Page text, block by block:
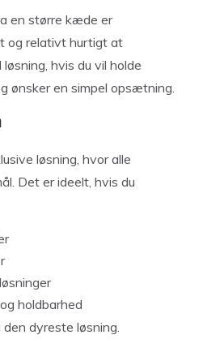
en større kæde er
og relativt hurtigt at
hvis du vil holde
ønsker en simpel opsætning.
løsning, hvor alle
Det er ideelt, hvis du
holdbarhed
dyreste løsning.